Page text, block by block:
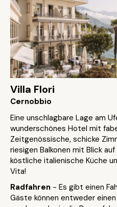
Villa Flori
Cernobbio
Eine unschlagbare Lage am
wunderschönes Hotel mit
Zeitgenössische, schicke
riesigen Balkonen mit Blick
köstliche italienische Küche
Vita!
Radfahren - Es gibt einen
Gäste können entweder